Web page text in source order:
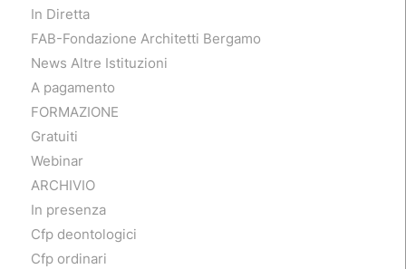
In Diretta
FAB-Fondazione Architetti Bergamo
News Altre Istituzioni
A pagamento
FORMAZIONE
Gratuiti
Webinar
ARCHIVIO
In presenza
Cfp deontologici
Cfp ordinari